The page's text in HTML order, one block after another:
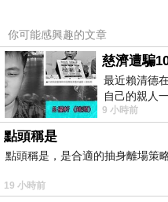
你可能感興趣的文章
慈濟遭騙
最近賴清德
自己的親人
民如親，說
9 小時前
點頭稱是
點頭稱是，是合適的抽身離場策略
19 小時前